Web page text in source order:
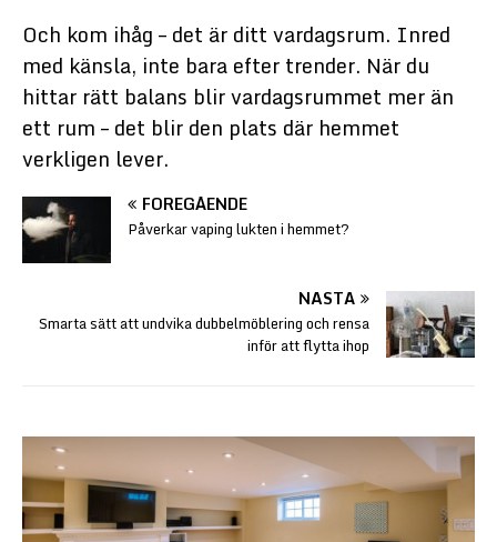
Och kom ihåg – det är ditt vardagsrum. Inred
med känsla, inte bara efter trender. När du
hittar rätt balans blir vardagsrummet mer än
ett rum – det blir den plats där hemmet
verkligen lever.
FÖREGÅENDE
Påverkar vaping lukten i hemmet?
NÄSTA
Smarta sätt att undvika dubbelmöblering och rensa
inför att flytta ihop